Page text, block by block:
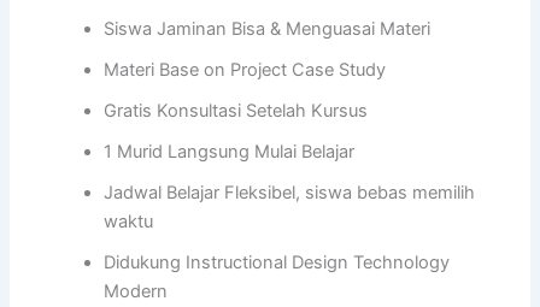
Siswa Jaminan Bisa & Menguasai Materi
Materi Base on Project Case Study
Gratis Konsultasi Setelah Kursus
1 Murid Langsung Mulai Belajar
Jadwal Belajar Fleksibel, siswa bebas memilih
waktu
Didukung Instructional Design Technology
Modern